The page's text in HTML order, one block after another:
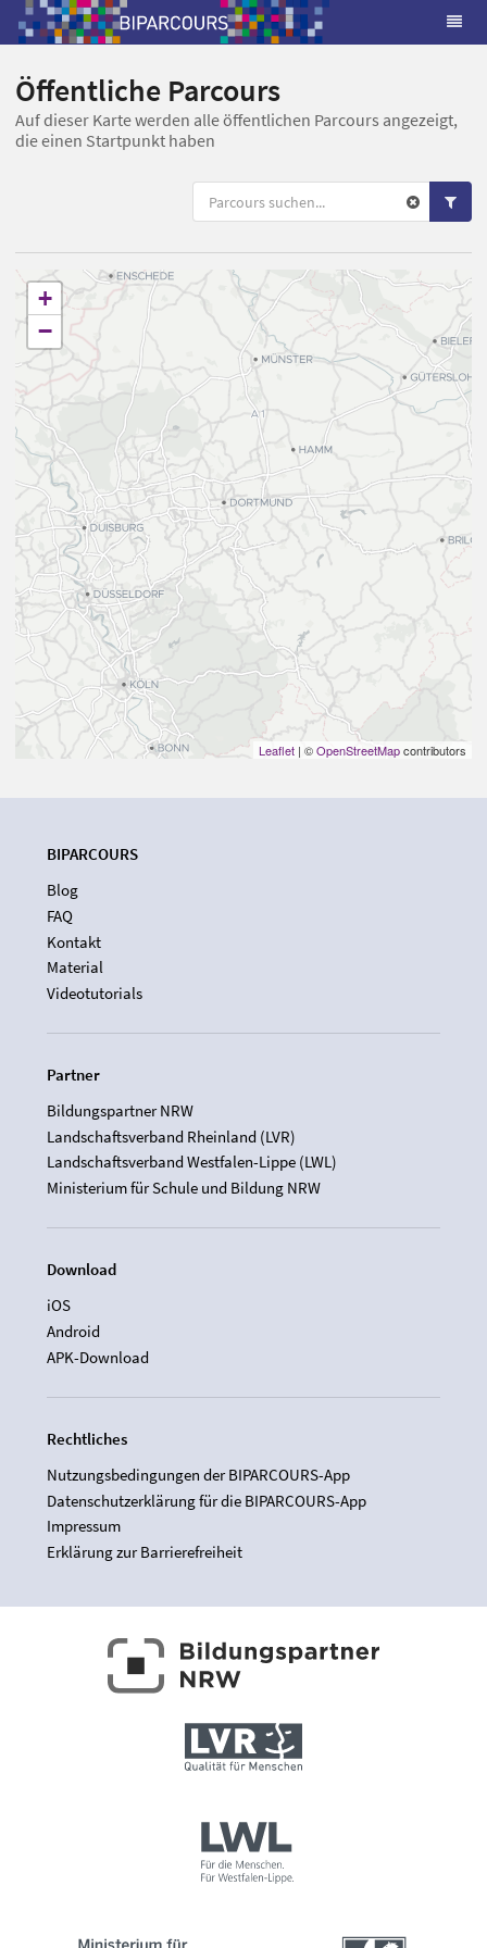
Öffentliche Parcours
Auf dieser Karte werden alle öffentlichen Parcours angezeigt,
die einen Startpunkt haben
+
−
Leaflet | ©OpenStreetMapcontributors
BIPARCOURS
Blog
FAQ
Kontakt
Material
Videotutorials
Partner
Bildungspartner NRW
Landschaftsverband Rheinland (LVR)
Landschaftsverband Westfalen-Lippe (LWL)
Ministerium für Schule und Bildung NRW
Download
iOS
Android
APK-Download
Rechtliches
Nutzungsbedingungen der BIPARCOURS-App
Datenschutzerklärung für die BIPARCOURS-App
Impressum
Erklärung zur Barrierefreiheit